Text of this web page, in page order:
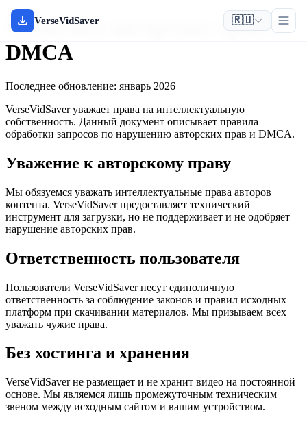
VerseVidSaver 🇷🇺
Политика авторских прав и
DMCA
Последнее обновление: январь 2026
VerseVidSaver уважает права на интеллектуальную
собственность. Данный документ описывает правила
обработки запросов по нарушению авторских прав и DMCA.
Уважение к авторскому праву
Мы обязуемся уважать интеллектуальные права авторов
контента. VerseVidSaver предоставляет технический
инструмент для загрузки, но не поддерживает и не одобряет
нарушение авторских прав.
Ответственность пользователя
Пользователи VerseVidSaver несут единоличную
ответственность за соблюдение законов и правил исходных
платформ при скачивании материалов. Мы призываем всех
уважать чужие права.
Без хостинга и хранения
VerseVidSaver не размещает и не хранит видео на постоянной
основе. Мы являемся лишь промежуточным техническим
звеном между исходным сайтом и вашим устройством.